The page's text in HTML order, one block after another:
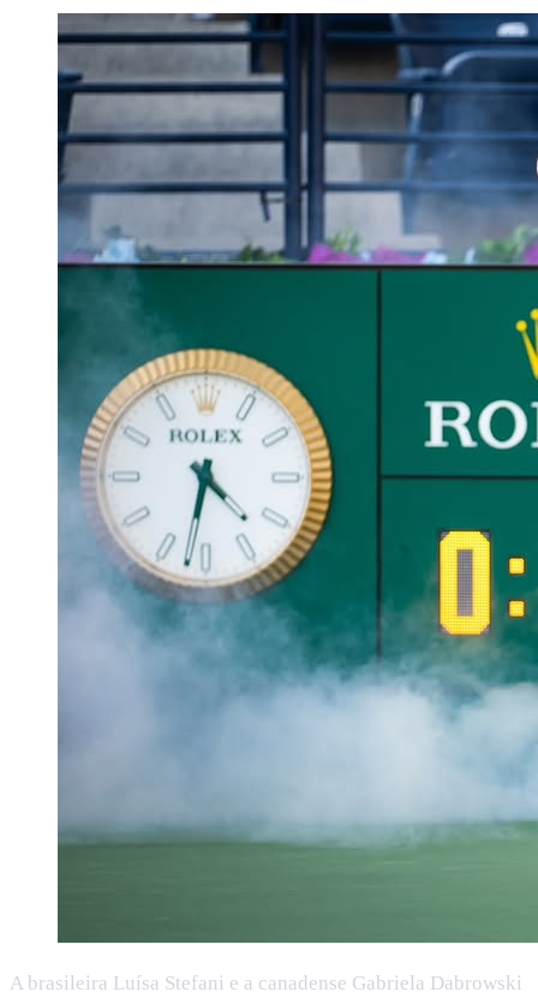
A brasileira Luísa Stefani e a canadense Gabriela Dabrowski